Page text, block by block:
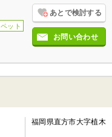
ペット
あとで検討する
お問い合わせ
福岡県直方市大字植木